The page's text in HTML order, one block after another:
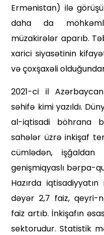
Ermənistan) ilə
daha da
müzakirələr aparıb.
xarici siyasətinin
və çoxşaxəli
2021-ci il
səhifə kimi yazıldı.
al-iqtisadi böhrana
sahələr üzrə inkişaf
cümlədən, işğaldan
genişmiqyaslı bərpa-
Hazırda
dəyər 2,7 faiz, qeyri-
faiz artıb. İnkişafın
sektorudur. Statistik